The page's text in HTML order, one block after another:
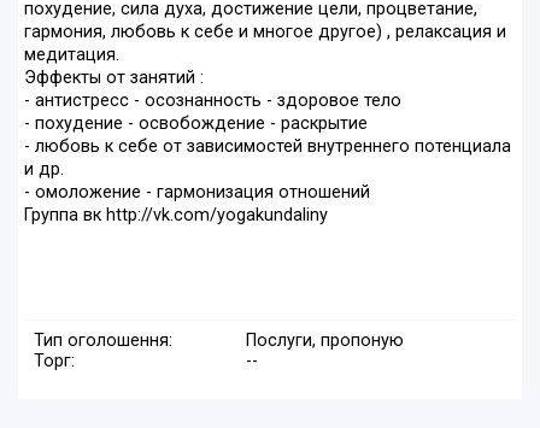
похудение, сила духа, достижение цели, процветание,
гармония, любовь к себе и многое другое) , релаксация и
медитация.
Эффекты от занятий :
- антистресс - осознанность - здоровое тело
- похудение - освобождение - раскрытие
- любовь к себе от зависимостей внутреннего потенциала
и др.
- омоложение - гармонизация отношений
Группа вк http://vk.com/yogakundaliny
Тип оголошення:
Послуги, пропоную
Торг:
--